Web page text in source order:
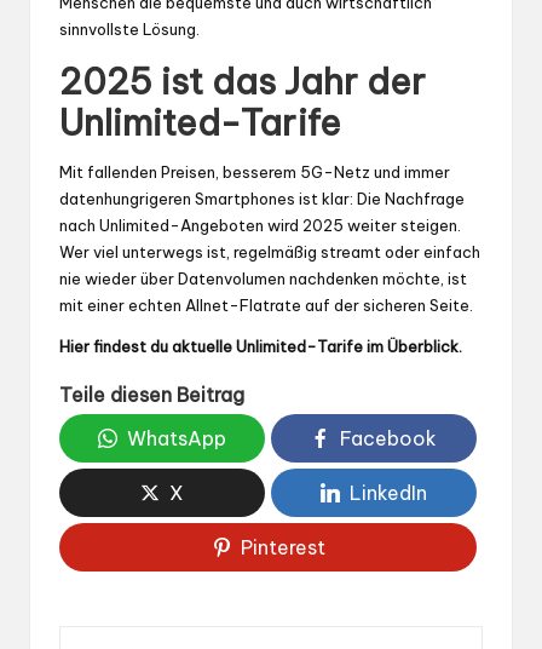
sinnvollste Lösung.
2025 ist das Jahr der
Unlimited-Tarife
Mit fallenden Preisen, besserem 5G-Netz und immer
datenhungrigeren Smartphones ist klar: Die Nachfrage
nach Unlimited-Angeboten wird 2025 weiter steigen.
Wer viel unterwegs ist, regelmäßig streamt oder einfach
nie wieder über Datenvolumen nachdenken möchte, ist
mit einer echten Allnet-Flatrate auf der sicheren Seite.
Hier findest du aktuelle Unlimited-Tarife im Überblick.
Teile diesen Beitrag
WhatsApp
Facebook
X LinkedIn
Pinterest